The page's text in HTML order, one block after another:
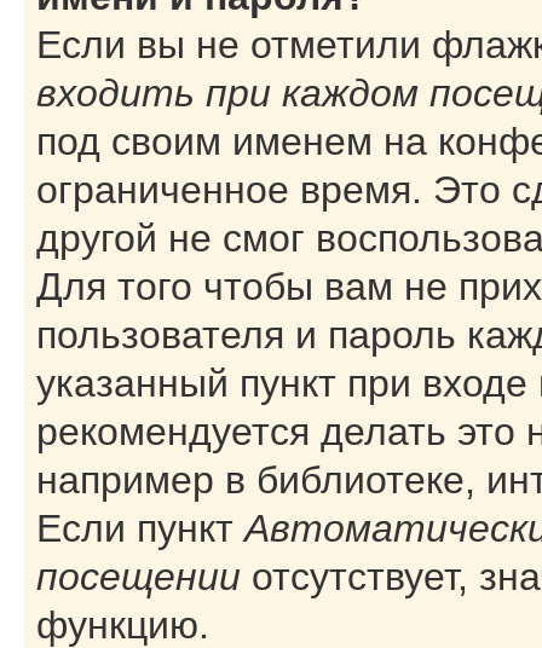
Если вы не отметили
входить при каждом
под своим именем на
ограниченное время. Это
другой не смог
Для того чтобы вам не
пользователя и пароль
указанный пункт при
рекомендуется делать
например в библиотеке,
Если пункт
посещении отсутствует,
функцию.